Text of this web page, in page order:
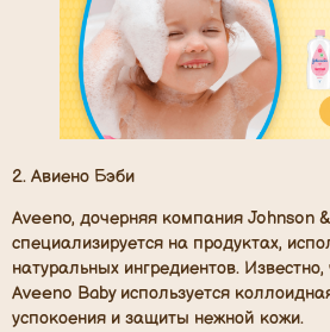
2. Авиено Бэби
Aveeno, дочерняя компания Johnson
специализируется на продуктах,
натуральных ингредиентов.
Aveeno Baby используется
успокоения и защиты нежной кожи.